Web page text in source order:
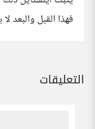
فهذا القبل والبعد
التعليقات